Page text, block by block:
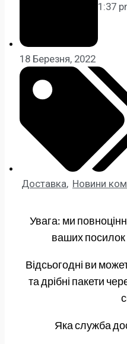
18 Березня, 2022
1:37
Доставка, Новини
Увага: ми
ваших
Відсьогодні ви
та дрібні пакети
Яка служба